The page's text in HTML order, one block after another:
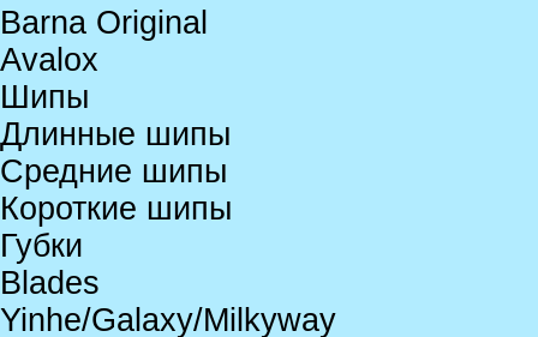
Barna Original
Avalox
Шипы
Длинные шипы
Средние шипы
Короткие шипы
Губки
Blades
Yinhe/Galaxy/Milkyway